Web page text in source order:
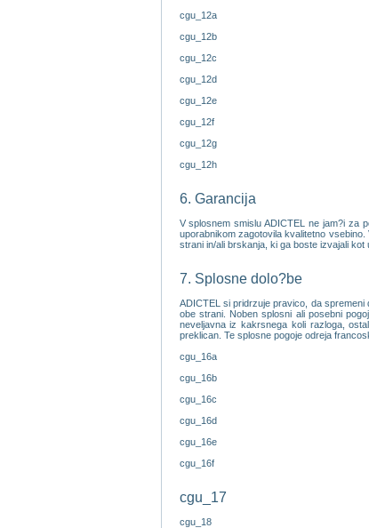
cgu_12a
cgu_12b
cgu_12c
cgu_12d
cgu_12e
cgu_12f
cgu_12g
cgu_12h
6. Garancija
V splosnem smislu ADICTEL ne jam?i za
uporabnikom zagotovila kvalitetno
strani in/ali brskanja, ki ga boste izvajali
7. Splosne dolo?be
ADICTEL si pridrzuje pravico, da
obe strani. Noben splosni ali posebni
neveljavna iz kakrsnega koli razloga,
preklican. Te splosne pogoje odreja
cgu_16a
cgu_16b
cgu_16c
cgu_16d
cgu_16e
cgu_16f
cgu_17
cgu_18